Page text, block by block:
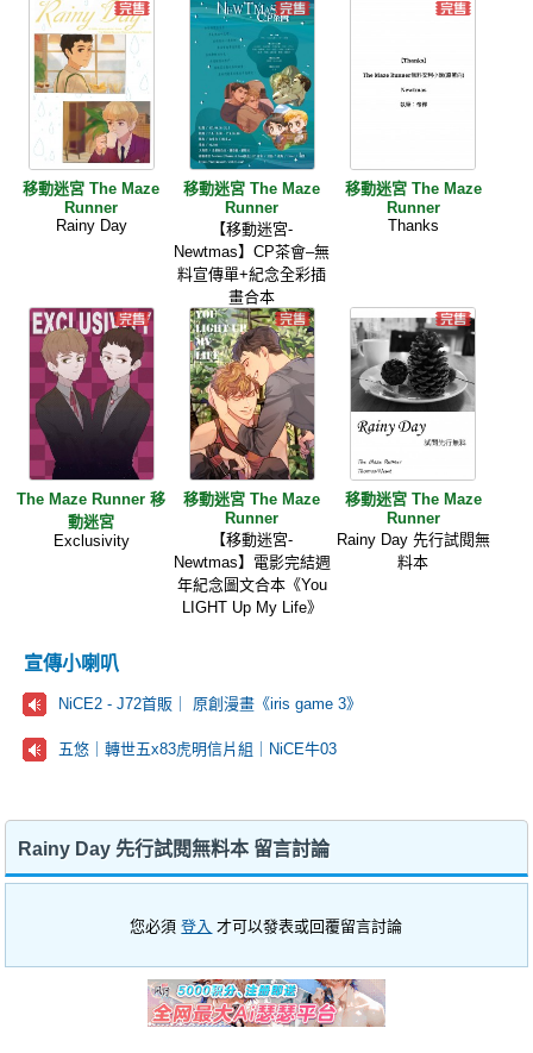
移動迷宮 The Maze
Runner
Rainy Day
移動迷宮 The Maze
Runner
【移動迷宮-
Newtmas】CP茶會–無
料宣傳單+紀念全彩插
畫合本
移動迷宮 The Maze
Runner
Thanks
The Maze Runner 移
動迷宮
Exclusivity
移動迷宮 The Maze
Runner
【移動迷宮-
Newtmas】電影完結週
年紀念圖文合本《You
LIGHT Up My Life》
移動迷宮 The Maze
Runner
Rainy Day 先行試閱無
料本
宣傳小喇叭
NiCE2 - J72首販｜ 原創漫畫《iris game 3》
五悠｜轉世五x83虎明信片組｜NiCE牛03
Rainy Day 先行試閱無料本 留言討論
您必須登入 才可以發表或回覆留言討論